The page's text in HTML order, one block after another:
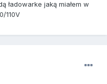
ładowarke jaką miałem w
110V